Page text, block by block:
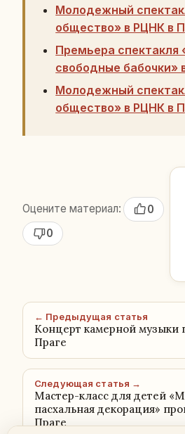
Молодежный
общество» в РЦНК в
Премьера спектакля
свободные бабочки»
Молодежный
общество» в РЦНК в
Оцените материал:
0
0
← Предыдущая статья
Концерт камерной
Праге
Следующая статья →
Мастер-класс для детей
пасхальная декорация»
Праге